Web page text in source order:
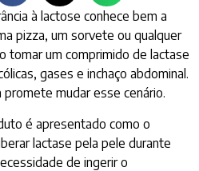
à lactose conhece bem a
pizza, um sorvete ou qualquer
tomar um comprimido de lactase
gases e inchaço abdominal.
mudar esse cenário.
é apresentado como o
lactase pela pele durante
de ingerir o